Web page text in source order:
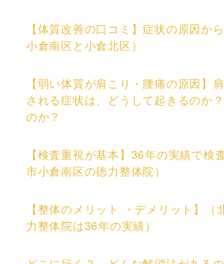
【体質改善の口コミ】症状の原因か
小倉南区と小倉北区）
【弱い体質が肩こり・腰痛の原因】
される症状は、どうして起きるのか
のか？
【検査重視が基本】36年の実績で検
市小倉南区の徳力整体院）
【整体のメリット ・デメリット】（
力整体院は36年の実績）